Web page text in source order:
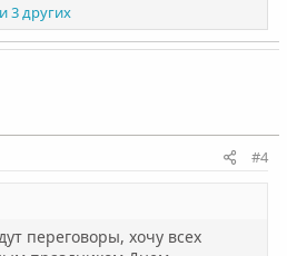
3 других
#4
переговоры, хочу всех